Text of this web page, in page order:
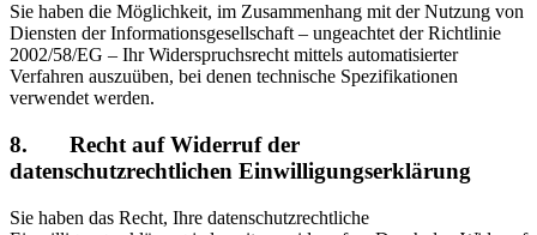
Sie haben die Möglichkeit, im Zusammenhang mit der Nutzung von
Diensten der Informationsgesellschaft – ungeachtet der Richtlinie
2002/58/EG – Ihr Widerspruchsrecht mittels automatisierter
Verfahren auszuüben, bei denen technische Spezifikationen
verwendet werden.
8. Recht auf Widerruf der
datenschutzrechtlichen Einwilligungserklärung
Sie haben das Recht, Ihre datenschutzrechtliche